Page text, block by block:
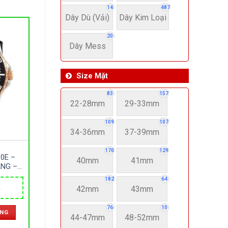
14
Dây Dù (Vải)
487
Dây Kim Loại
20
Dây Mess
Size Mặt
83
22-28mm
157
29-33mm
109
34-36mm
107
37-39mm
170
40mm
129
41mm
182
42mm
64
43mm
76
44-47mm
10
48-52mm
–
–
–
₫.